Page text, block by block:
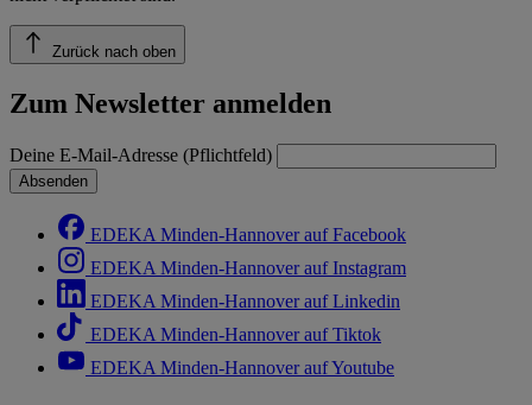
Zurück nach oben
Zum Newsletter anmelden
Deine E-Mail-Adresse (Pflichtfeld)
Absenden
EDEKA Minden-Hannover auf Facebook
EDEKA Minden-Hannover auf Instagram
EDEKA Minden-Hannover auf Linkedin
EDEKA Minden-Hannover auf Tiktok
EDEKA Minden-Hannover auf Youtube